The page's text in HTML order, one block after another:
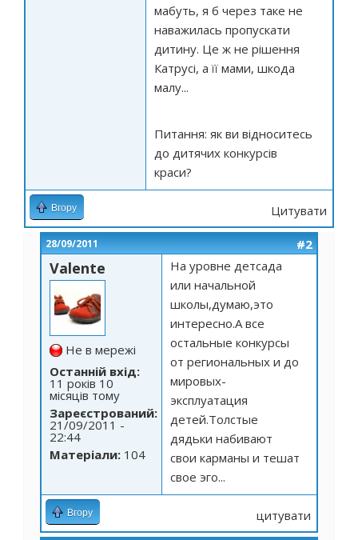
мабуть, я б через таке не
наважилась пропускати
дитину. Це ж не рішення
Катрусі, а її мами, шкода
малу...
Питання: як ви відноситесь
до дитячих конкурсів
краси?
Вгору Цитувати
28/09/2011 #2
Valente
Не в мережі
Останній вхід:
11 років 10
місяців тому
Зареєстрований:
21/09/2011 -
22:44
Матеріали: 104
На уровне детсада
или начальной
школы,думаю,это
интересно.А все
остальные конкурсы
от региональных и до
мировых-
эксплуатация
детей.Толстые
дядьки набивают
свои карманы и тешат
свое эго...
Вгору цитувати